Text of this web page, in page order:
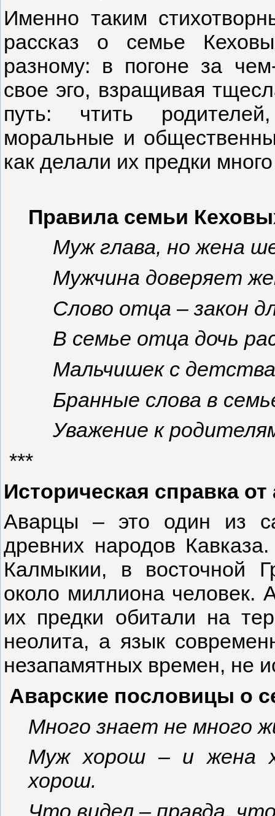
Именно таким
рассказ о семье
разному: в погоне за
свое эго, взращивая
путь: чтить
моральные и
как делали их предки
Правила семьи
Муж глава, но жена
Мужчина доверяет
Слово отца – закон
В семье отца дочь
Мальчишек с
Бранные слова в
Уважение к
***
Историческая справка от
Аварцы – это один из
древних народов
Калмыкии, в восточной
около миллиона человек.
их предки обитали на
неолита, а язык
незапамятных времен, не
Аварские пословицы о
Много знает не много
Муж хорош – и жена
хорош.
Что видел – правда,